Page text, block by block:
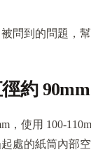
問到的問題，
約 90mm
，使用 100-
處的紙筒內部空